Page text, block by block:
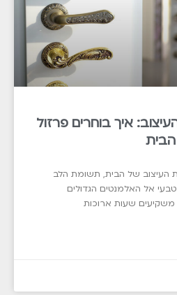
איך בוחרים פרזול
העיצוב של הבית, תשומת הלב
אל האלמנטים הגדולים
משקיעים שעות ארוכות